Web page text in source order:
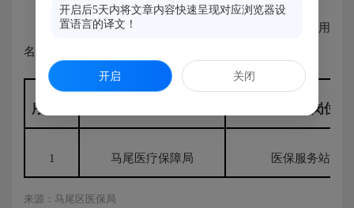
2026年福州市马尾医疗保障局公开招聘编外人员录用
名单如下：
序号 岗位
1 马尾医疗保障局 医保服务站工
来源：马尾区医保局
开启后5天内将文章内容快速呈现对应浏览器设
置语言的译文！
开启 关闭